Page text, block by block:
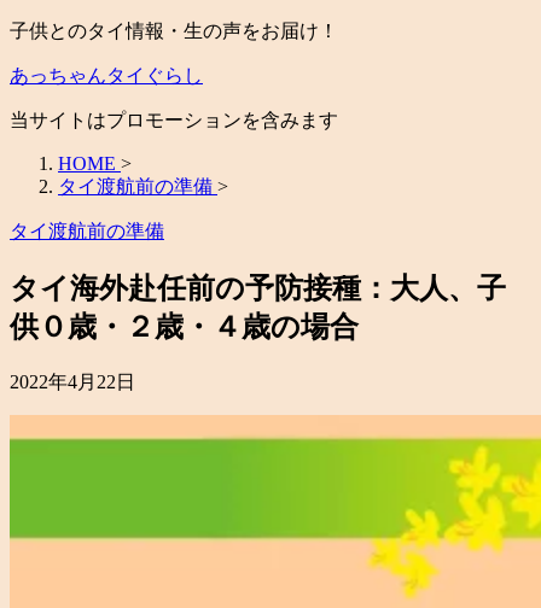
子供とのタイ情報・生の声をお届け！
あっちゃんタイぐらし
当サイトはプロモーションを含みます
HOME >
タイ渡航前の準備 >
タイ渡航前の準備
タイ海外赴任前の予防接種：大人、子
供０歳・２歳・４歳の場合
2022年4月22日